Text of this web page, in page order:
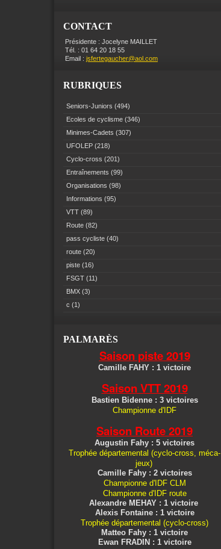
CONTACT
Présidente : Jocelyne MAILLET
Tél. : 01 64 20 18 55
Email : jsfertegaucher@aol.com
RUBRIQUES
Seniors-Juniors (494)
Ecoles de cyclisme (346)
Minimes-Cadets (307)
UFOLEP (218)
Cyclo-cross (201)
Entraînements (99)
Organisations (98)
Informations (95)
VTT (89)
Route (82)
pass cycliste (40)
route (20)
piste (16)
FSGT (11)
BMX (3)
c (1)
PALMARÈS
Saison piste 2019
Camille FAHY : 1 victoire
Saison VTT 2019
Bastien Bidenne : 3 victoires
Championne d'IDF
Saison Route 2019
Augustin Fahy : 5 victoires
Trophée départemental (cyclo-cross, méca-
jeux)
Camille Fahy : 2 victoires
Championne d'IDF CLM
Championne d'IDF route
Alexandre MEHAY : 1 victoire
Alexis Fontaine : 1 victoire
Trophée départemental (cyclo-cross)
Matteo Fahy : 1 victoire
Ewan FRADIN : 1 victoire